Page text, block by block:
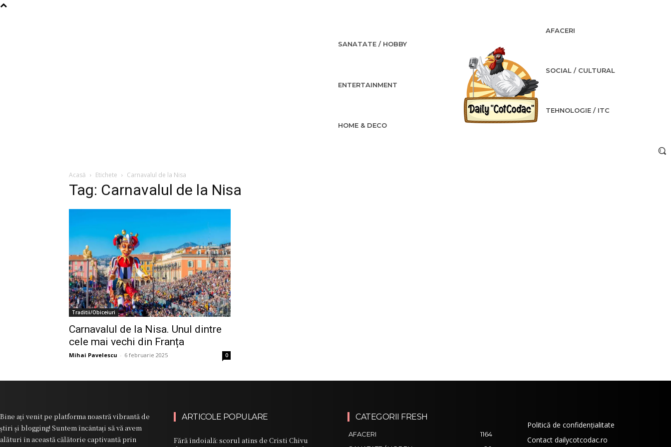
SANATATE / HOBBY
ENTERTAINMENT
HOME & DECO
AFACERI
SOCIAL / CULTURAL
TEHNOLOGIE / ITC
Acasă Etichete Carnavalul de la Nisa
Tag: Carnavalul de la Nisa
Traditii/Obiceiuri
Carnavalul de la Nisa. Unul dintre
cele mai vechi din Franța
Mihai Pavelescu - 6 februarie 2025 0
Bine ați venit pe platforma noastră vibrantă de
știri și blogging! Suntem încântați să vă avem
alături în această călătorie captivantă prin
ARTICOLE POPULARE
Fără îndoială: scorul atins de Cristi Chivu
CATEGORII FRESH
AFACERI
1164
Politică de confidențialitate
Contact dailycotcodac.ro